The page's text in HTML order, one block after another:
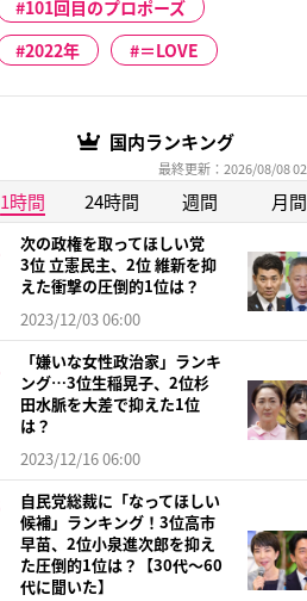
101回目のプロポーズ
2022年
＝LOVE
国内ランキング
最終更新：2026/08/08
1時間 24時間 週間 月間
次の政権を取ってほしい党
3位 立憲民主、2位 維新を抑
えた衝撃の圧倒的1位は？
2023/12/03 06:00
「嫌いな女性政治家」ランキ
ング…3位生稲晃子、2位杉
田水脈を大差で抑えた1位
は？
2023/12/16 06:00
自民党総裁に「なってほしい
候補」ランキング！3位高市
早苗、2位小泉進次郎を抑え
た圧倒的1位は？【30代〜60
代に聞いた】